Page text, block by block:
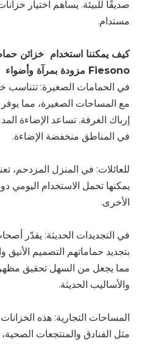
صديقًا للبيئة. يساهم اختيار
مستدام.
كيف يمكننا استخدام خزائن
Fiesono مزودة بمرآة وأضواء
في الحمامات الصغيرة: تتناسب
مع المساحات الصغيرة، مما
إرباك الغرفة. تساعد الإضاءة
في المناطق منخفضة الإضاءة.
للعائلات: في المنزل المزدحم،
يمكنها تحمل الاستخدام اليومي
الأخرى.
في التجديدات الحديثة: يقدّر
بتجديد حماماتهم التصميم الأنيق
مما يجعل من السهل تحقيق
والأساليب الحديثة.
المساحات التجارية: هذه الخزانات
مثل الفنادق والمنتجعات